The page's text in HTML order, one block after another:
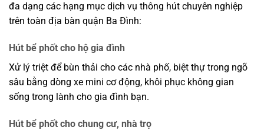
đa dạng các hạng mục dịch vụ thông hút chuyên nghiệp
trên toàn địa bàn quận Ba Đình:
Hút bể phốt cho hộ gia đình
Xử lý triệt để bùn thải cho các nhà phố, biệt thự trong ngõ
sâu bằng dòng xe mini cơ động, khôi phục không gian
sống trong lành cho gia đình bạn.
Hút bể phốt cho chung cư, nhà trọ